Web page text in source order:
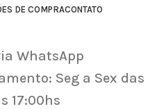
DE COMPRACONTATO
WhatsApp
Seg a Sex das
17:00hs